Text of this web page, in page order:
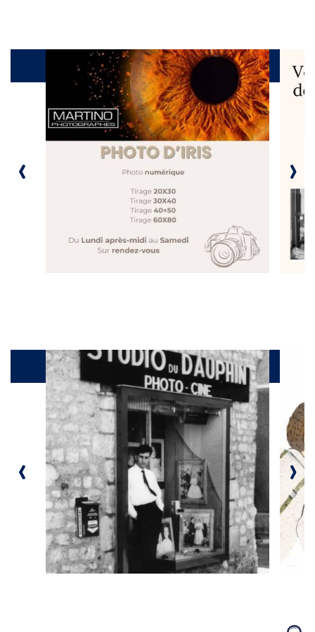
Produits
‹ ›
Galerie
‹ ›